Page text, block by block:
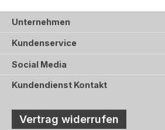
Unternehmen
Kundenservice
Social Media
Kundendienst Kontakt
Vertrag widerrufen